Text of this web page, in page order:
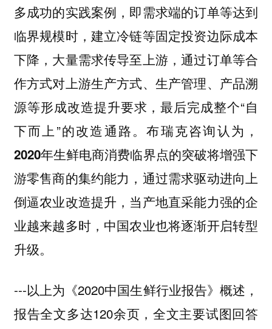
多成功的实践案例，即需求端的订单等达到
临界规模时，建立冷链等固定投资边际成本
下降，大量需求传导至上游，通过订单等合
作方式对上游生产方式、生产管理、产品溯
源等形成改造提升要求，最后完成整个“自
下而上”的改造通路。布瑞克咨询认为，
2020年生鲜电商消费临界点的突破将增强下
游零售商的集约能力，通过需求驱动进向上
倒逼农业改造提升，当产地直采能力强的企
业越来越多时，中国农业也将逐渐开启转型
升级。
---以上为《2020中国生鲜行业报告》概述，
报告全文多达120余页，全文主要试图回答